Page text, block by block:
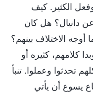
الكثير. كيف
دانيال؟ هل كان
أوجه الاختلاف بينهم؟
كلامهم، كثيره أو
تحدثوا وعملوا. تنبأ
يسوع أن يأتي